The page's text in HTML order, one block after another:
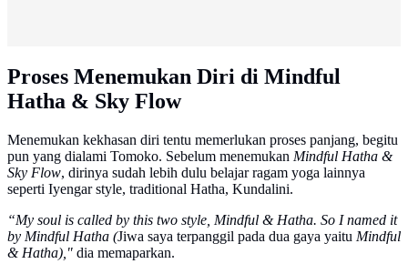
Proses Menemukan Diri di Mindful
Hatha & Sky Flow
Menemukan kekhasan diri tentu memerlukan proses panjang, begitu
pun yang dialami Tomoko. Sebelum menemukan Mindful Hatha &
Sky Flow, dirinya sudah lebih dulu belajar ragam yoga lainnya
seperti Iyengar style, traditional Hatha, Kundalini.
“My soul is called by this two style, Mindful & Hatha. So I named it
by Mindful Hatha (Jiwa saya terpanggil pada dua gaya yaitu Mindful
& Hatha)," dia memaparkan.